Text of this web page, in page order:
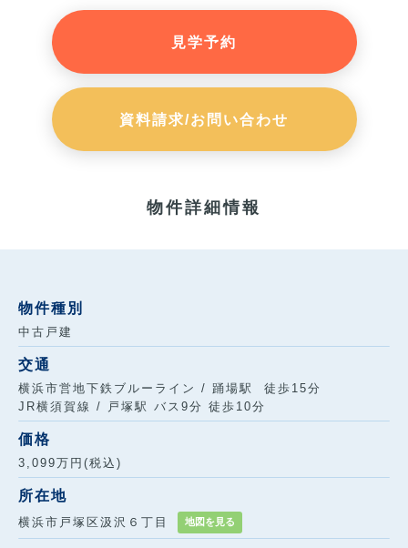
見学予約
資料請求/お問い合わせ
物件詳細情報
物件種別
中古戸建
交通
横浜市営地下鉄ブルーライン / 踊場駅 徒歩15分
JR横須賀線 / 戸塚駅 バス9分 徒歩10分
価格
3,099万円(税込)
所在地
横浜市戸塚区汲沢６丁目 地図を見る